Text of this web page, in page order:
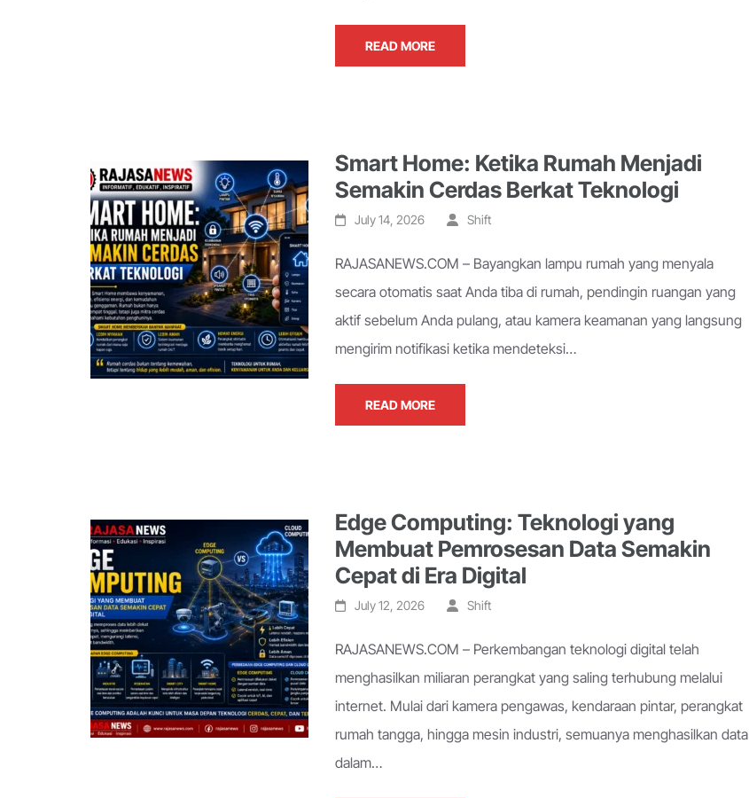
READ MORE
Smart Home: Ketika Rumah Menjadi
Semakin Cerdas Berkat Teknologi
July 14, 2026 Shift
RAJASANEWS.COM – Bayangkan lampu rumah yang menyala
secara otomatis saat Anda tiba di rumah, pendingin ruangan yang
aktif sebelum Anda pulang, atau kamera keamanan yang langsung
mengirim notifikasi ketika mendeteksi…
READ MORE
Edge Computing: Teknologi yang
Membuat Pemrosesan Data Semakin
Cepat di Era Digital
July 12, 2026 Shift
RAJASANEWS.COM – Perkembangan teknologi digital telah
menghasilkan miliaran perangkat yang saling terhubung melalui
internet. Mulai dari kamera pengawas, kendaraan pintar, perangkat
rumah tangga, hingga mesin industri, semuanya menghasilkan data
dalam…